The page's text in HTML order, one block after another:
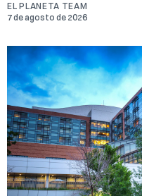
EL PLANETA TEAM
7 de agosto de 2026